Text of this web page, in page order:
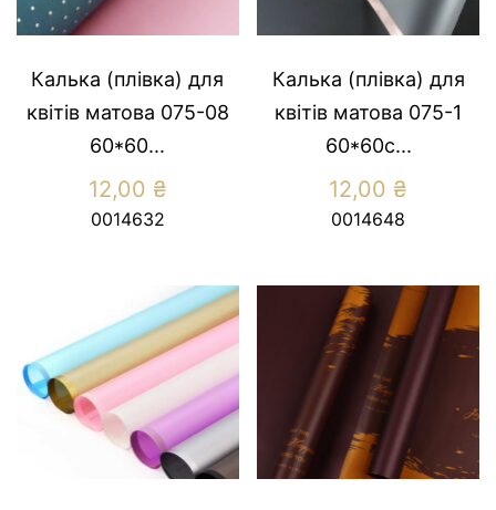
Калька (плівка) для
квітів матова 075-08
60*60...
12,00 ₴
0014632
Калька (плівка) для
квітів матова 075-1
60*60с...
12,00 ₴
0014648